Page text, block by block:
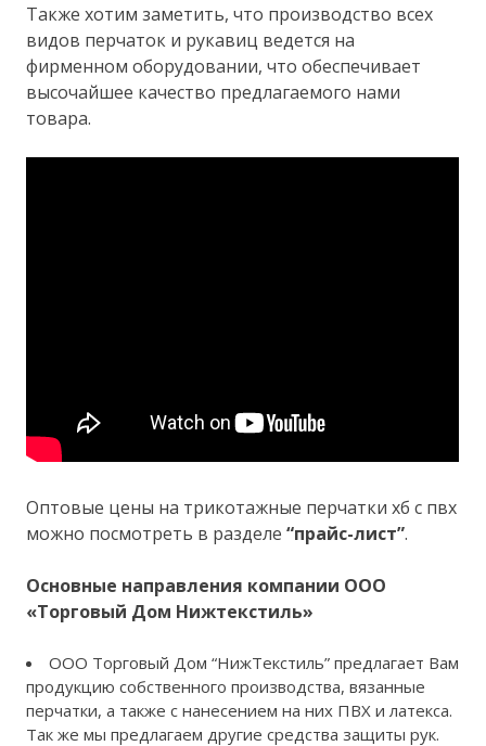
Также хотим заметить, что производство всех
видов перчаток и рукавиц ведется на
фирменном оборудовании, что обеспечивает
высочайшее качество предлагаемого нами
товара.
Оптовые цены на трикотажные перчатки хб с пвх
можно посмотреть в разделе“прайс-лист”.
Основные направления компании ООО
«Торговый Дом Нижтекстиль»
ООО Торговый Дом “НижТекстиль” предлагает Вам
продукцию собственного производства, вязанные
перчатки, а также с нанесением на них ПВХ и латекса.
Так же мы предлагаем другие средства защиты рук.